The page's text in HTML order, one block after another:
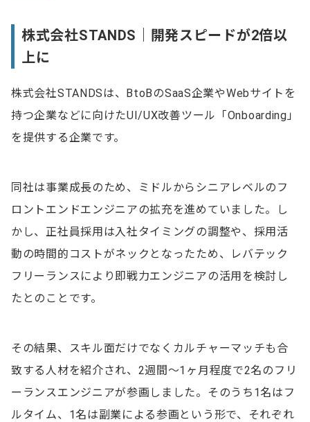
株式会社STANDS｜開発スピードが2倍以
上に
株式会社STANDSは、BtoBのSaaS企業やWebサイトを
持つ企業などに向けたUI/UX改善ツール「Onboarding」
を提供する企業です。
同社は事業成長のため、ミドルからシニアレベルのフ
ロントエンドエンジニアの拡充を進めていました。し
かし、正社員採用は入社タイミングの調整や、採用活
動の時間的コストがネックとなったため、レバテック
フリーランスにより即戦力エンジニアの活用を検討し
たとのことです。
その結果、スキル面だけでなくカルチャーマッチも合
致する人材を紹介され、2週間～1ヶ月程度で2名のフリ
ーランスエンジニアが参画しました。そのうち1名はフ
ルタイム、1名は副業による参画という形で、それぞれ